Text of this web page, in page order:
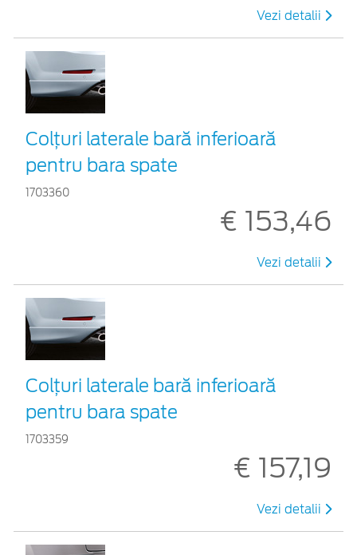
Vezi detalii
Colţuri laterale bară inferioară
pentru bara spate
1703360
€ 153,46
Vezi detalii
Colţuri laterale bară inferioară
pentru bara spate
1703359
€ 157,19
Vezi detalii